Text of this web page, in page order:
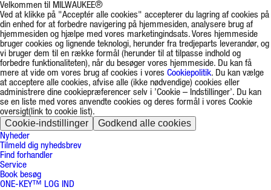
Velkommen til MILWAUKEE®
Ved at klikke på "Acceptér alle cookies" accepterer du lagring af cookies på
din enhed for at forbedre navigering på hjemmesiden, analysere brug af
hjemmesiden og hjælpe med vores marketingindsats. Vores hjemmeside
bruger cookies og lignende teknologi, herunder fra tredjeparts leverandør, og
vi bruger dem til en række formål (herunder til at tilpasse indhold og
forbedre funktionaliteten), når du besøger vores hjemmeside. Du kan få
mere at vide om vores brug af cookies i vores Cookiepolitik. Du kan vælge
at acceptere alle cookies, afvise alle (ikke nødvendige) cookies eller
administrere dine cookiepræferencer selv i ’Cookie – Indstillinger’. Du kan
se en liste med vores anvendte cookies og deres formål i vores Cookie
oversigt(link to cookie list).
Cookie-indstillinger Godkend alle cookies
Nyheder
Tilmeld dig nyhedsbrev
Find forhandler
Service
Book besøg
ONE-KEY™ LOG IND